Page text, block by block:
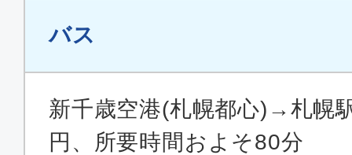
バス
新千歳空港(札幌都心)→札幌
円、所要時間およそ80分